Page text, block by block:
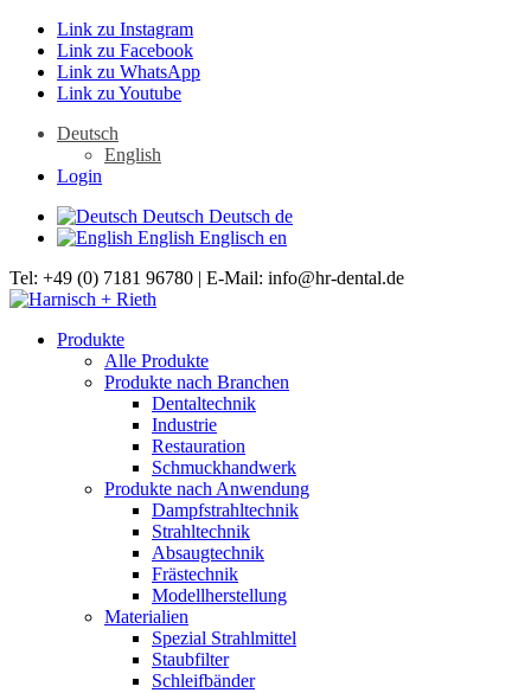
Link zu Instagram
Link zu Facebook
Link zu WhatsApp
Link zu Youtube
Deutsch
English
Login
Deutsch Deutsch de
English Englisch en
Tel: +49 (0) 7181 96780 | E-Mail: info@hr-dental.de
Produkte
Alle Produkte
Produkte nach Branchen
Dentaltechnik
Industrie
Restauration
Schmuckhandwerk
Produkte nach Anwendung
Dampfstrahltechnik
Strahltechnik
Absaugtechnik
Frästechnik
Modellherstellung
Materialien
Spezial Strahlmittel
Staubfilter
Schleifbänder